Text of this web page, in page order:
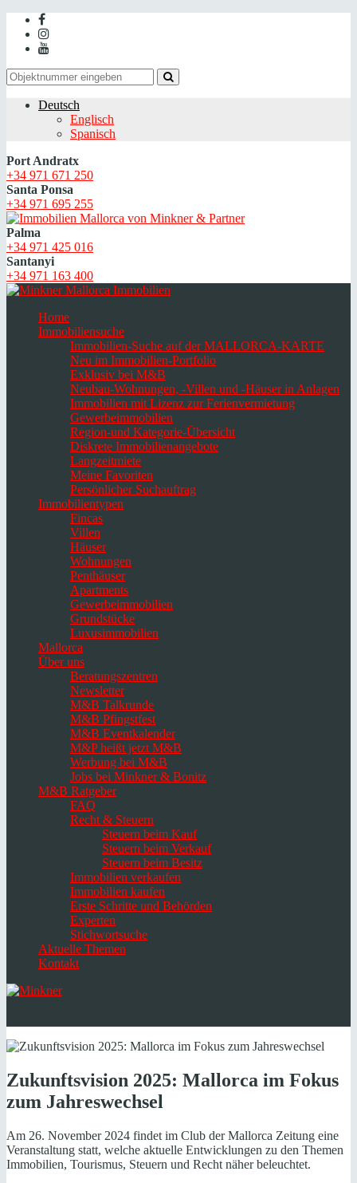
Deutsch
Englisch
Spanisch
Port Andratx
+34 971 671 250
Santa Ponsa
+34 971 695 255
Palma
+34 971 425 016
Santanyi
+34 971 163 400
Home
Immobiliensuche
Immobilien-Suche auf der MALLORCA-KARTE
Neu im Immobilien-Portfolio
Exklusiv bei M&B
Neubau-Wohnungen, -Villen und -Häuser in Anlagen
Immobilien mit Lizenz zur Ferienvermietung
Gewerbeimmobilien
Region-und Kategorie-Übersicht
Diskrete Immobilienangebote
Langzeitmiete
Meine Favoriten
Persönlicher Suchauftrag
Immobilientypen
Fincas
Villen
Häuser
Wohnungen
Penthäuser
Apartments
Gewerbeimmobilien
Grundstücke
Luxusimmobilien
Mallorca
Über uns
Beratungszentren
Newsletter
M&B Talkrunde
M&B Pfingstfest
M&B Eventkalender
M&P heißt jetzt M&B
Werbung bei M&B
Jobs bei Minkner & Bonitz
M&B Ratgeber
FAQ
Recht & Steuern
Steuern beim Kauf
Steuern beim Verkauf
Steuern beim Besitz
Immobilien verkaufen
Immobilien kaufen
Erste Schritte und Behörden
Experten
Stichwortsuche
Aktuelle Themen
Kontakt
Zukunftsvision 2025: Mallorca im Fokus
zum Jahreswechsel
Am 26. November 2024 findet im Club der Mallorca Zeitung eine
Veranstaltung statt, welche aktuelle Entwicklungen zu den Themen
Immobilien, Tourismus, Steuern und Recht näher beleuchtet.